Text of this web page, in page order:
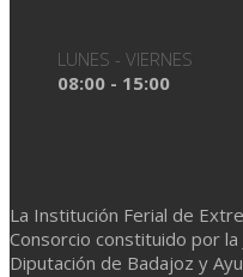
LUNES - VIERNES
08:00 - 15:00
La Institución Ferial de
Consorcio constituido por
Diputación de Badajoz y